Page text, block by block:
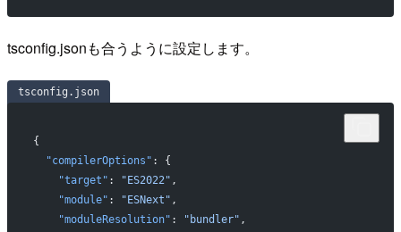
tsconfig.jsonも合うように設定します。
tsconfig.json
{
  "compilerOptions"
: {
    "target"
: "ES2022" ,
    "module"
: "ESNext" ,
    "moduleResolution"
: "bundler" ,